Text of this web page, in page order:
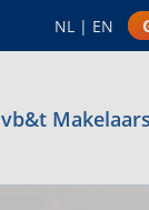
NL | EN
vb&t Makelaars